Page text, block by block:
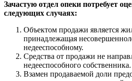
Зачастую отдел опеки потребует
следующих случаях:
Объектом продажи является
принадлежащая
недееспособному.
Средства от продажи не
недееспособного собственника.
Взамен продаваемой доли